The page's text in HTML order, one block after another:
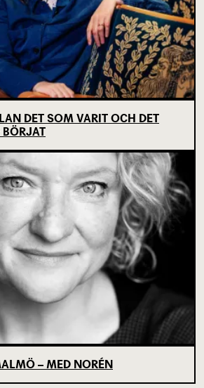
DET SOM VARIT OCH DET
– MED NORÉN